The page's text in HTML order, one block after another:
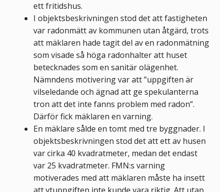
ett fritidshus.
I objektsbeskrivningen stod det att fastigheten
var radonmätt av kommunen utan åtgärd, trots
att mäklaren hade tagit del av en radonmätning
som visade så höga radonhalter att huset
betecknades som en sanitär olägenhet.
Nämndens motivering var att ”uppgiften är
vilseledande och ägnad att ge spekulanterna
tron att det inte fanns problem med radon”.
Därför fick mäklaren en varning.
En mäklare sålde en tomt med tre byggnader. I
objektsbeskrivningen stod det att ett av husen
var cirka 40 kvadratmeter, medan det endast
var 25 kvadratmeter. FMN:s varning
motiverades med att mäklaren måste ha insett